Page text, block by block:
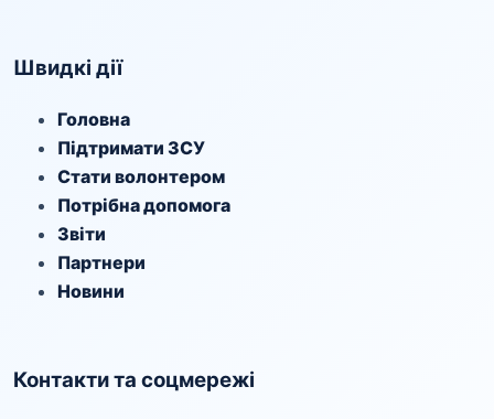
Швидкі дії
Головна
Підтримати ЗСУ
Стати волонтером
Потрібна допомога
Звіти
Партнери
Новини
Контакти та соцмережі